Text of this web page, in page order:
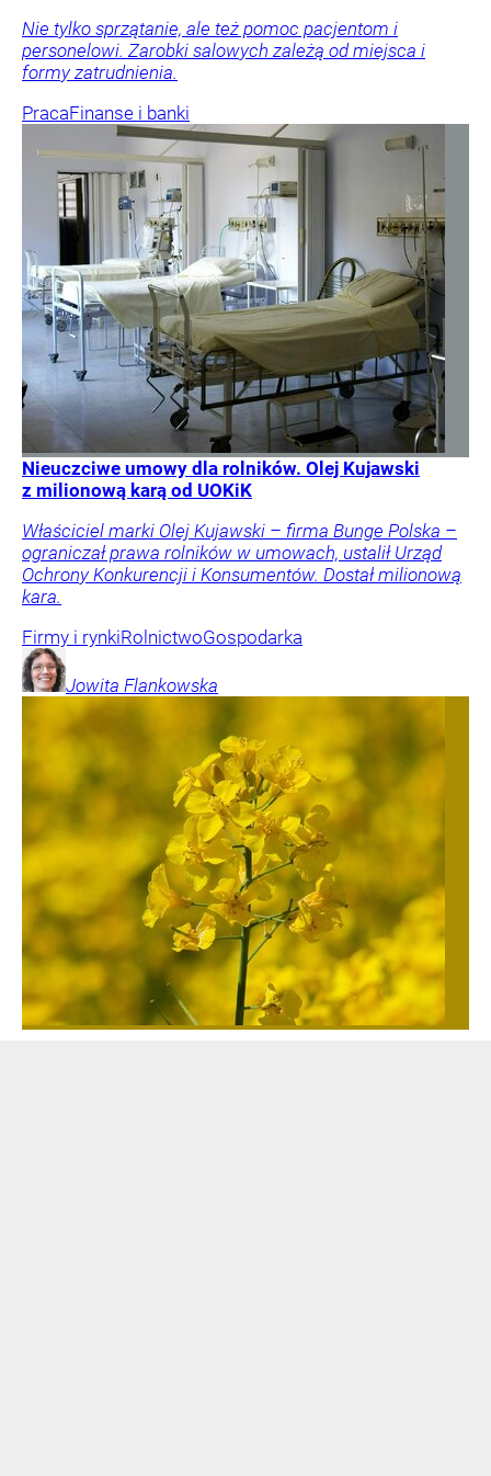
Nie tylko sprzątanie, ale też pomoc pacjentom i
personelowi. Zarobki salowych zależą od miejsca i
formy zatrudnienia.
PracaFinanse i banki
Nieuczciwe umowy dla rolników. Olej Kujawski
z milionową karą od UOKiK
Właściciel marki Olej Kujawski – firma Bunge Polska –
ograniczał prawa rolników w umowach, ustalił Urząd
Ochrony Konkurencji i Konsumentów. Dostał milionową
kara.
Firmy i rynkiRolnictwoGospodarka
Jowita Flankowska